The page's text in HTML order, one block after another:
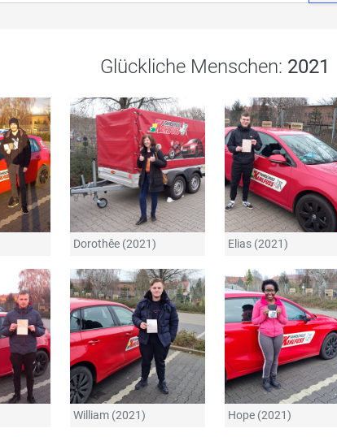
Glückliche Menschen: 2021
Dorothêe (2021) Elias (2021)
William (2021) Hope (2021)